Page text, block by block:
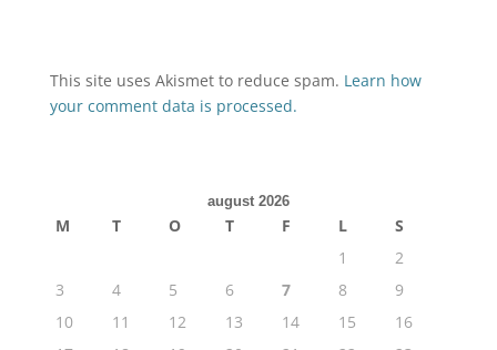
This site uses Akismet to reduce spam. Learn how
your comment data is processed.
august 2026
M T O T F L
S
1
2
3
4 5 6 7 8
9
10
11 12 13 14 15
16